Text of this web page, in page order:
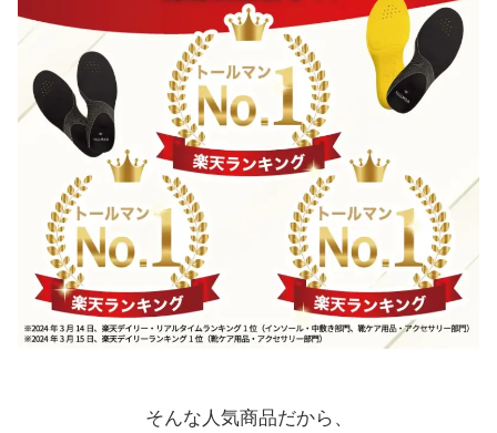
そんな人気商品だから、